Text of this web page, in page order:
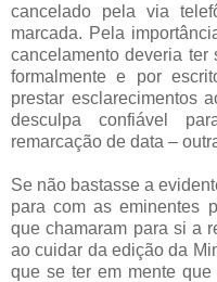
cancelado pela via
marcada. Pela
cancelamento deveria ter
formalmente e por
prestar esclarecimentos
desculpa confiável
remarcação de data –
Se não bastasse a
para com as eminentes
que chamaram para si a
ao cuidar da edição da
que se ter em mente